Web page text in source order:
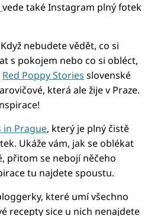
vede také Instagram plný fotek
Když nebudete vědět, co si
s pokojem nebo co si obléct,
Red Poppy Stories slovenské
která ale žije v Praze.
in Prague, který je plný čistě
Ukáže vám, jak se oblékat
přitom se nebojí něčeho
tu najdete spoustu.
které umí všechno
recepty sice u nich nenajdete